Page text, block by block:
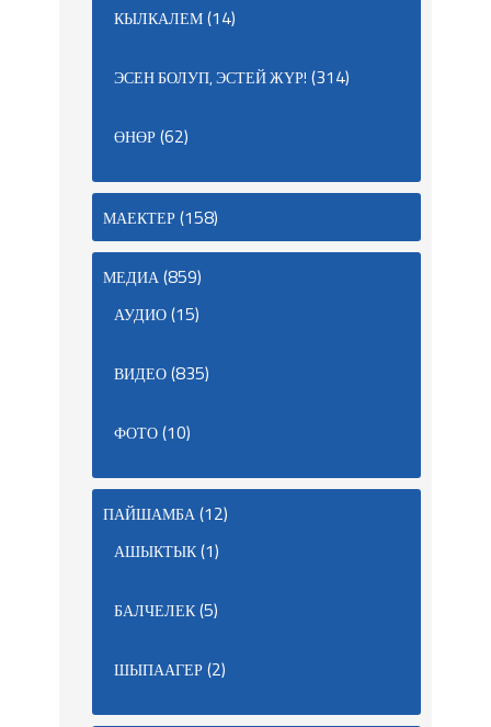
КЫЛКАЛЕМ(14)
ЭСЕН БОЛУП, ЭСТЕЙ ЖҮР! (314)
ӨНӨР(62)
МАЕКТЕР(158)
МЕДИА(859)
АУДИО(15)
ВИДЕО(835)
ФОТО(10)
ПАЙШАМБА(12)
АШЫКТЫК(1)
БАЛЧЕЛЕК(5)
ШЫПААГЕР(2)